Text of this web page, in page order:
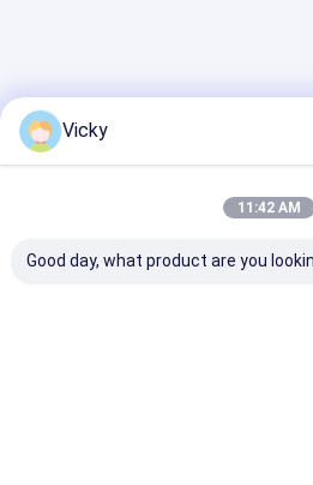
Vicky
11:42 AM
Good day, what product are you